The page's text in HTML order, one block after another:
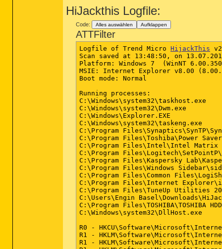
HiJackthis Logfile:
Code: Alles auswählen Aufklappen
ATTFilter
Logfile of Trend Micro HijackThis
Scan saved at 13:48:50, on
Platform: Windows 7  (WinNT
MSIE: Internet Explorer v8.00
Boot mode: Normal
Running processes:
C:\Windows\system32\taskhost.exe
C:\Windows\system32\Dwm.exe
C:\Windows\Explorer.EXE
C:\Windows\system32\taskeng.exe
C:\Program
C:\Program Files\Toshiba\Power
C:\Program Files\Intel\Intel Matrix
C:\Program
C:\Program Files\Kaspersky
C:\Program Files\Windows
C:\Program Files\Common
C:\Program Files\Internet
C:\Program Files\TuneUp Utilities
C:\Users\Engin
C:\Program Files\TOSHIBA\TOSHIBA
C:\Windows\system32\DllHost.exe
R0 -
R1 -
R1 -